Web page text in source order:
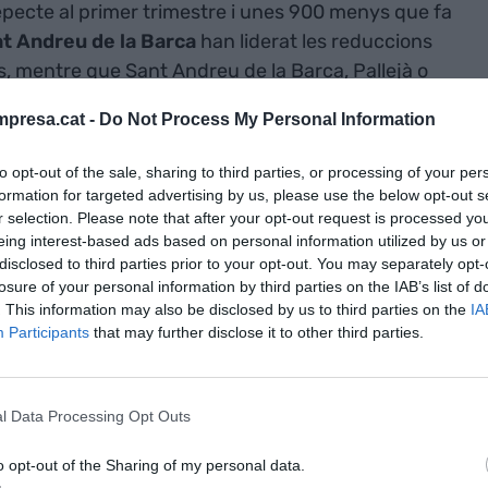
- Do Not Process My Personal Information
opt-out of the sale, sharing to third parties, or processing of your
for targeted advertising by us, please use the below opt-out
selection. Please note that after your opt-out request is processed
interest-based ads based on personal information utilized by us
to third parties prior to your opt-out. You may separately
of your personal information by third parties on the IAB’s list of
This information may also be disclosed by us to third parties on the
Participants that may further disclose it to other third parties.
Data Processing Opt Outs
opt-out of the Sharing of my personal data.
al primer trimestre i unes 900 menys que fa
Andreu de la Barcahan liderat les reduccions
mentre que Sant Andreu de la Barca, Pallejà o
baixat l'atur percentualment.
de treball
un punt d'inflexió. En els sis trimestres
dels 80.000, mentre que abans de la
pràctica desaparició dels contractes laborals) se
elFòrum Empresarial del Llobregatdetalla
tancar amb la signatura de 81.035 nous
primer trimestre de 2024, l'augment ha estat